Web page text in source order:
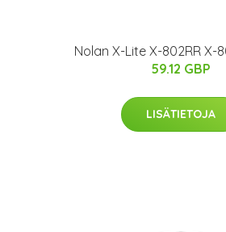
Nolan X-Lite X-802RR X-
59.12 GBP
LISÄTIETOJA